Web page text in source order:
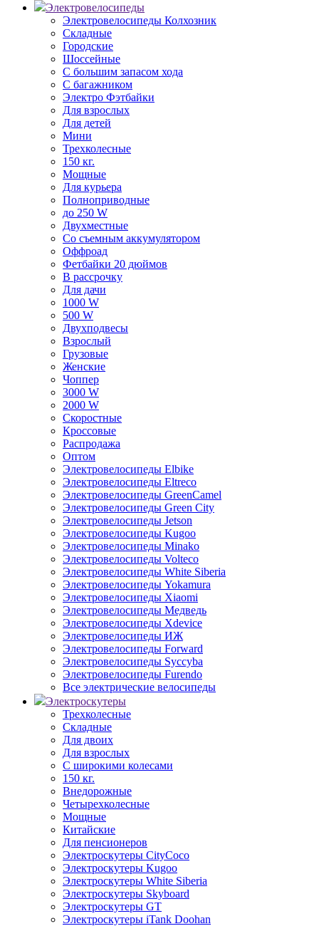
Электровелосипеды
Электровелосипеды Колхозник
Складные
Городские
Шоссейные
С большим запасом хода
С багажником
Электро Фэтбайки
Для взрослых
Для детей
Мини
Трехколесные
150 кг.
Мощные
Для курьера
Полноприводные
до 250 W
Двухместные
Со съемным аккумулятором
Оффроад
Фетбайки 20 дюймов
В рассрочку
Для дачи
1000 W
500 W
Двухподвесы
Взрослый
Грузовые
Женские
Чоппер
3000 W
2000 W
Скоростные
Кроссовые
Распродажа
Оптом
Электровелосипеды Elbike
Электровелосипеды Eltreco
Электровелосипеды GreenCamel
Электровелосипеды Green City
Электровелосипеды Jetson
Электровелосипеды Kugoo
Электровелосипеды Minako
Электровелосипеды Volteco
Электровелосипеды White Siberia
Электровелосипеды Yokamura
Электровелосипеды Xiaomi
Электровелосипеды Медведь
Электровелосипеды Xdevice
Электровелосипеды ИЖ
Электровелосипеды Forward
Электровелосипеды Syccyba
Электровелосипеды Furendo
Все электрические велосипеды
Электроскутеры
Трехколесные
Складные
Для двоих
Для взрослых
С широкими колесами
150 кг.
Внедорожные
Четырехколесные
Мощные
Китайские
Для пенсионеров
Электроскутеры CityCoco
Электроскутеры Kugoo
Электроскутеры White Siberia
Электроскутеры Skyboard
Электроскутеры GT
Электроскутеры iTank Doohan